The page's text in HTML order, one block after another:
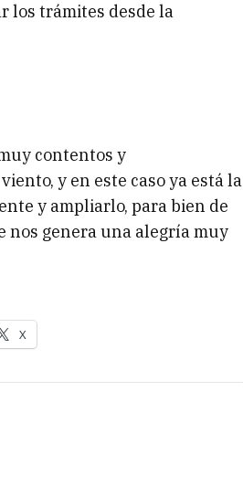
los trámites desde la
contentos y
y en este caso ya está la
y ampliarlo, para bien de
nos genera una alegría muy
X